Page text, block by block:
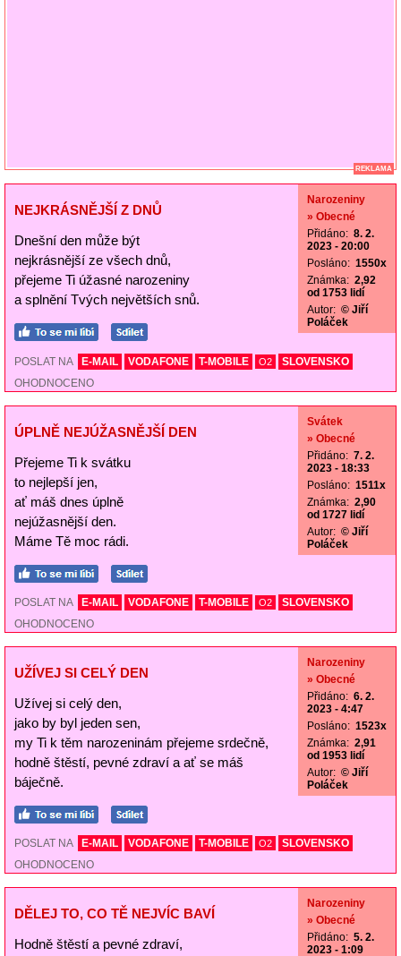
REKLAMA
NEJKRÁSNĚJŠÍ Z DNŮ
Dnešní den může být
nejkrásnější ze všech dnů,
přejeme Ti úžasné narozeniny
a splnění Tvých největších snů.
Narozeniny
» Obecné
Přidáno: 8. 2.
2023 - 20:00
Posláno: 1550x
Známka: 2,92
od 1753 lidí
Autor: © Jiří
Poláček
POSLAT NA E-MAIL VODAFONE T-MOBILE O2
SLOVENSKO
OHODNOCENO
ÚPLNĚ NEJÚŽASNĚJŠÍ DEN
Přejeme Ti k svátku
to nejlepší jen,
ať máš dnes úplně
nejúžasnější den.
Máme Tě moc rádi.
Svátek
» Obecné
Přidáno: 7. 2.
2023 - 18:33
Posláno: 1511x
Známka: 2,90
od 1727 lidí
Autor: © Jiří
Poláček
POSLAT NA E-MAIL VODAFONE T-MOBILE O2
SLOVENSKO
OHODNOCENO
UŽÍVEJ SI CELÝ DEN
Užívej si celý den,
jako by byl jeden sen,
my Ti k těm narozeninám přejeme srdečně,
hodně štěstí, pevné zdraví a ať se máš
báječně.
Narozeniny
» Obecné
Přidáno: 6. 2.
2023 - 4:47
Posláno: 1523x
Známka: 2,91
od 1953 lidí
Autor: © Jiří
Poláček
POSLAT NA E-MAIL VODAFONE T-MOBILE O2
SLOVENSKO
OHODNOCENO
DĚLEJ TO, CO TĚ NEJVÍC BAVÍ
Hodně štěstí a pevné zdraví,
Narozeniny
» Obecné
Přidáno: 5. 2.
2023 - 1:09